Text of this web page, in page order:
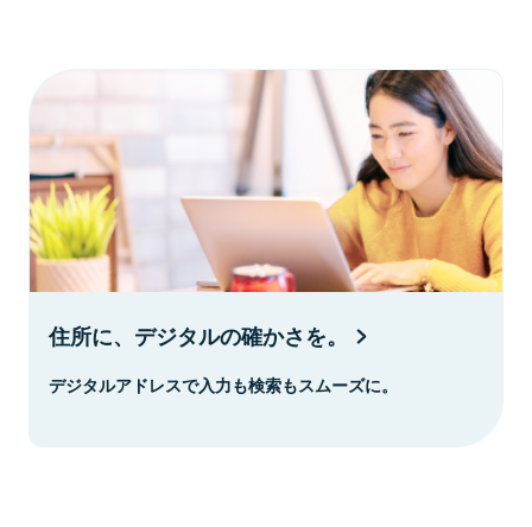
住所に、デジタルの確かさを。
デジタルアドレスで入力も検索もスムーズに。